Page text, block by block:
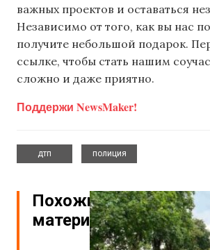
важных проектов и оставаться
Независимо от того, как вы нас
получите небольшой подарок.
ссылке, чтобы стать нашим
сложно и даже приятно.
Поддержи NewsMaker!
дтп
полиция
Похожие
материалы